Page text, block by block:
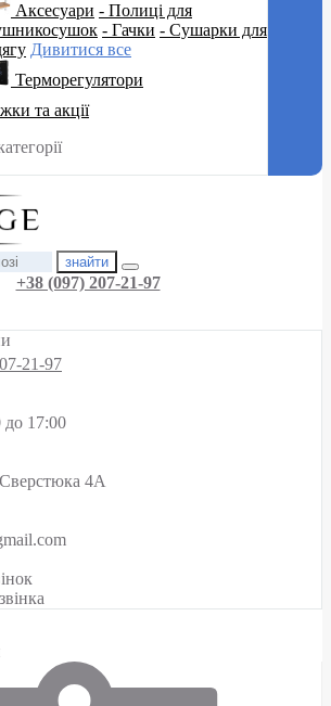
Аксесуари - Полиці для
- Гачки - Сушарки для
Дивитися все
Терморегулятори
та акції
знайти
+38 (097) 207-21-97
21-97
17:00
4А